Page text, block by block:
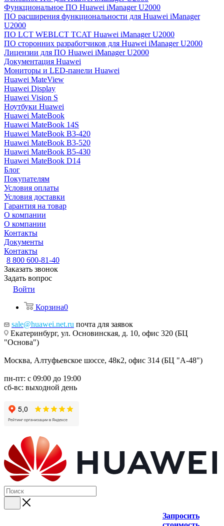
Функциональное ПО Huawei iManager U2000
ПО расширения функциональности для Huawei iManager
U2000
ПО LCT WEBLCT TCAT Huawei iManager U2000
ПО сторонних разработчиков для Huawei iManager U2000
Лицензии для ПО Huawei iManager U2000
Документация Huawei
Мониторы и LED-панели Huawei
Huawei MateView
Huawei Display
Huawei Vision S
Ноутбуки Huawei
Huawei MateBook
Huawei MateBook 14S
Huawei MateBook B3-420
Huawei MateBook B3-520
Huawei MateBook B5-430
Huawei MateBook D14
Блог
Покупателям
Условия оплаты
Условия доставки
Гарантия на товар
О компании
О компании
Контакты
Документы
Контакты
8 800 600-81-40
Заказать звонок
Задать вопрос
Войти
Корзина0
sale@huawei.net.ru почта для заявок
Екатеринбург, ул. Основинская, д. 10, офис 320 (БЦ
"Основа")
Москва, Алтуфьевское шоссе, 48к2, офис 314 (БЦ "А-48")
пн-пт: с 09:00 до 19:00
сб-вс: выходной день
Запросить